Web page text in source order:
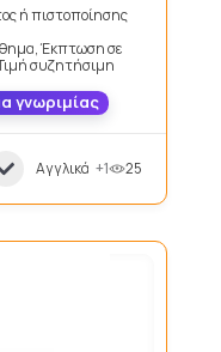
ή πιστοποίησης
Έκπτωση σε
συζητήσιμη
γνωριμίας
Αγγλικά +1 25